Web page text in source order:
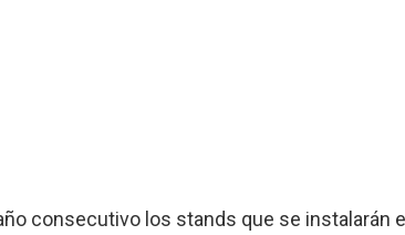
consecutivo los stands que se instalarán